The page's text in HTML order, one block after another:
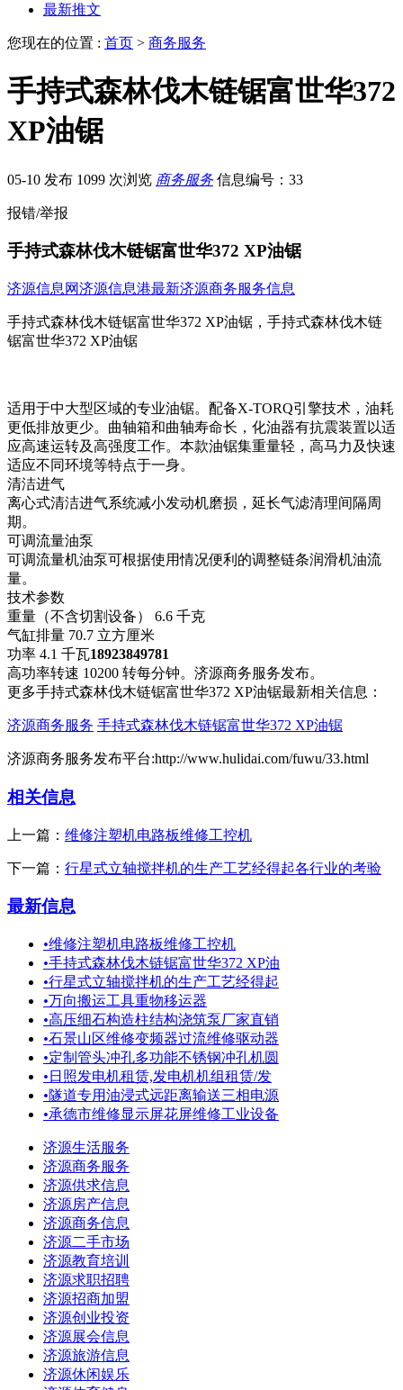
最新推文
您现在的位置 : 首页 > 商务服务
手持式森林伐木链锯富世华372
XP油锯
05-10 发布 1099 次浏览 商务服务 信息编号：33
报错/举报
手持式森林伐木链锯富世华372 XP油锯
济源信息网济源信息港最新济源商务服务信息
手持式森林伐木链锯富世华372 XP油锯，手持式森林伐木链
锯富世华372 XP油锯
适用于中大型区域的专业油锯。配备X-TORQ引擎技术，油耗
更低排放更少。曲轴箱和曲轴寿命长，化油器有抗震装置以适
应高速运转及高强度工作。本款油锯集重量轻，高马力及快速
适应不同环境等特点于一身。
清洁进气
离心式清洁进气系统减小发动机磨损，延长气滤清理间隔周
期。
可调流量油泵
可调流量机油泵可根据使用情况便利的调整链条润滑机油流
量。
技术参数
重量（不含切割设备） 6.6 千克
气缸排量 70.7 立方厘米
功率 4.1 千瓦18923849781
高功率转速 10200 转每分钟。济源商务服务发布。
更多手持式森林伐木链锯富世华372 XP油锯最新相关信息：
济源商务服务 手持式森林伐木链锯富世华372 XP油锯
济源商务服务发布平台:http://www.hulidai.com/fuwu/33.html
相关信息
上一篇： 维修注塑机电路板维修工控机
下一篇： 行星式立轴搅拌机的生产工艺经得起各行业的考验
最新信息
•维修注塑机电路板维修工控机
•手持式森林伐木链锯富世华372 XP油
•行星式立轴搅拌机的生产工艺经得起
•万向搬运工具重物移运器
•高压细石构造柱结构浇筑泵厂家直销
•石景山区维修变频器过流维修驱动器
•定制管头冲孔多功能不锈钢冲孔机圆
• 日照发电机租赁,发电机机组租赁/发
•隧道专用油浸式远距离输送三相电源
•承德市维修显示屏花屏维修工业设备
济源生活服务
济源商务服务
济源供求信息
济源房产信息
济源商务信息
济源二手市场
济源教育培训
济源求职招聘
济源招商加盟
济源创业投资
济源展会信息
济源旅游信息
济源休闲娱乐